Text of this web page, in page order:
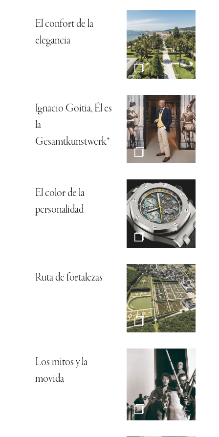
El confort de la
elegancia
Ignacio Goitia, Él es
la
Gesamtkunstwerk*
El color de la
personalidad
Ruta de fortalezas
Los mitos y la
movida